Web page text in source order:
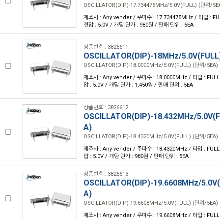
OSCILLATOR(DIP)-17.734475MHz/5.0V(FULL) (단위/
제조사 : Any vender / 주파수 : 17.734475MHz / 타입 :
전압 : 5.0V / 개당 단가 : 980원 / 판매 단위 : 5EA
상품번호 : 3826611
OSCILLATOR(DIP)-18MHz/
OSCILLATOR(DIP)-18.0000MHz/5.0V(FULL) (단위/5EA)
제조사 : Any vender / 주파수 : 18.0000MHz / 타입 :
압 : 5.0V / 개당 단가 : 1,450원 / 판매 단위 : 5EA
상품번호 : 3826612
OSCILLATOR(DIP)-18.432MHz/
A)
OSCILLATOR(DIP)-18.4320MHz/5.0V(FULL) (단위/5EA)
제조사 : Any vender / 주파수 : 18.4320MHz / 타입 :
압 : 5.0V / 개당 단가 : 980원 / 판매 단위 : 5EA
상품번호 : 3826613
OSCILLATOR(DIP)-19.6608MHz/
A)
OSCILLATOR(DIP)-19.6608MHz/5.0V(FULL) (단위/5EA)
제조사 : Any vender / 주파수 : 19.6608MHz / 타입 :